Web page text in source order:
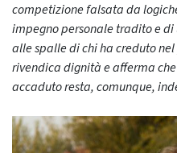
competizione falsata da
impegno personale tradito e
alle spalle di chi ha creduto
rivendica dignità e afferma
accaduto resta, comunque,